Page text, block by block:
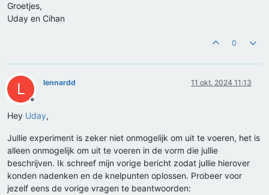
Groetjes,
Uday en Cihan
0
L
Offline
lennardd 11 okt. 2024 11:13
Hey Uday,
Jullie experiment is zeker niet onmogelijk om uit te voeren, het is
alleen onmogelijk om uit te voeren in de vorm die jullie
beschrijven. Ik schreef mijn vorige bericht zodat jullie hierover
konden nadenken en de knelpunten oplossen. Probeer voor
jezelf eens de vorige vragen te beantwoorden: